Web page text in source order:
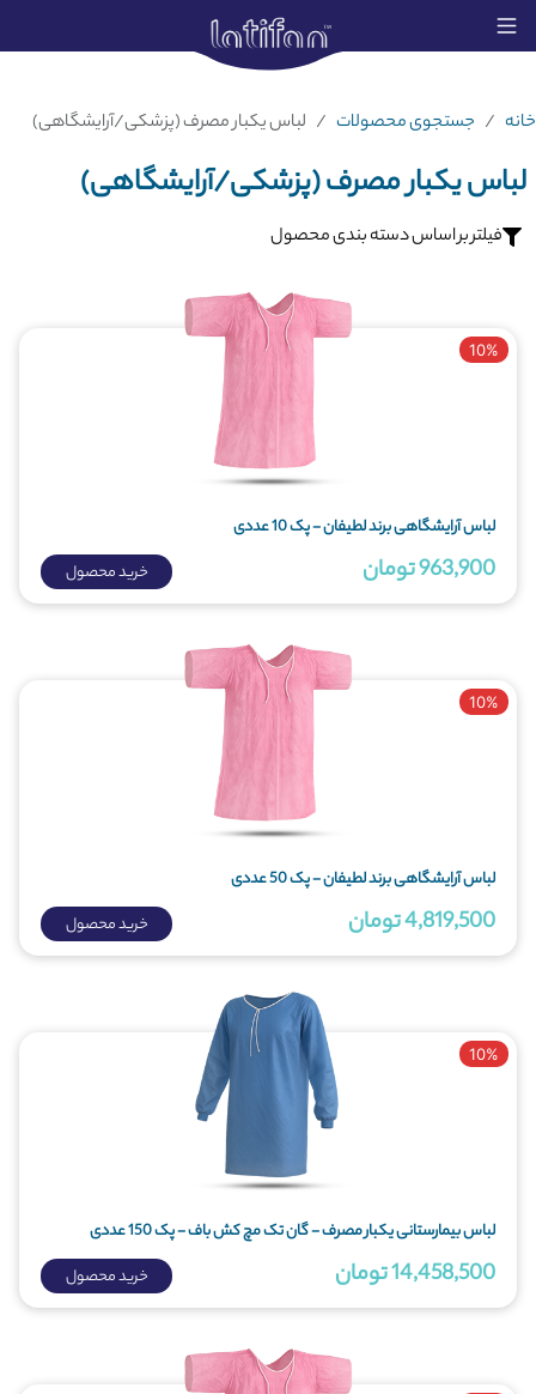
خانه جستجوی محصولات لباس یکبار مصرف (پزشکی/آرایشگاهی)
لباس یکبار مصرف (پزشکی/آرایشگاهی)
فیلتر بر اساس دسته بندی محصول
لباس آرایشگاهی برند لطیفان - پک 10 عددی
10%
963,900 تومان خرید محصول
لباس آرایشگاهی برند لطیفان - پک 50 عددی
10%
4,819,500 تومان خرید محصول
لباس بیمارستانی یکبار مصرف - گان تک مچ کش باف - پک 150 عددی
10%
14,458,500 تومان خرید محصول